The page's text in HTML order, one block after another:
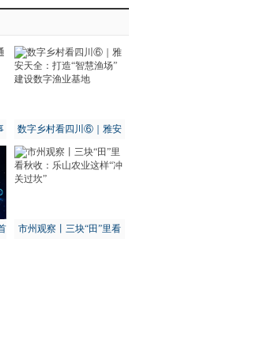
数字乡村看四川⑥｜雅安
天全：打造“智慧渔场” 建
设数字渔业基地
市州观察丨三块“田”里看